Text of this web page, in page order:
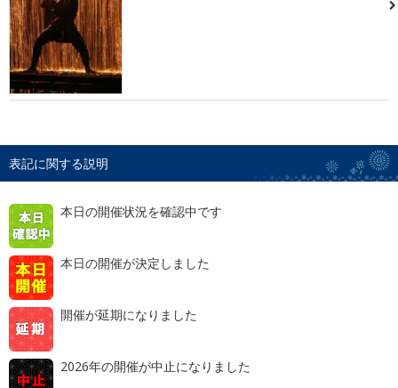
表記に関する説明
本日の開催状況を確認中です
本日の開催が決定しました
開催が延期になりました
2026年の開催が中止になりました